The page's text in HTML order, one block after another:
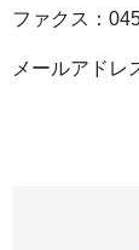
ファクス：
メールアドレ